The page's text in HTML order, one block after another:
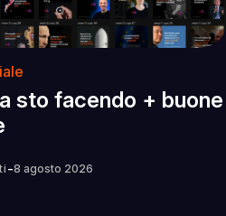
sto facendo + buone
-8 agosto 2026